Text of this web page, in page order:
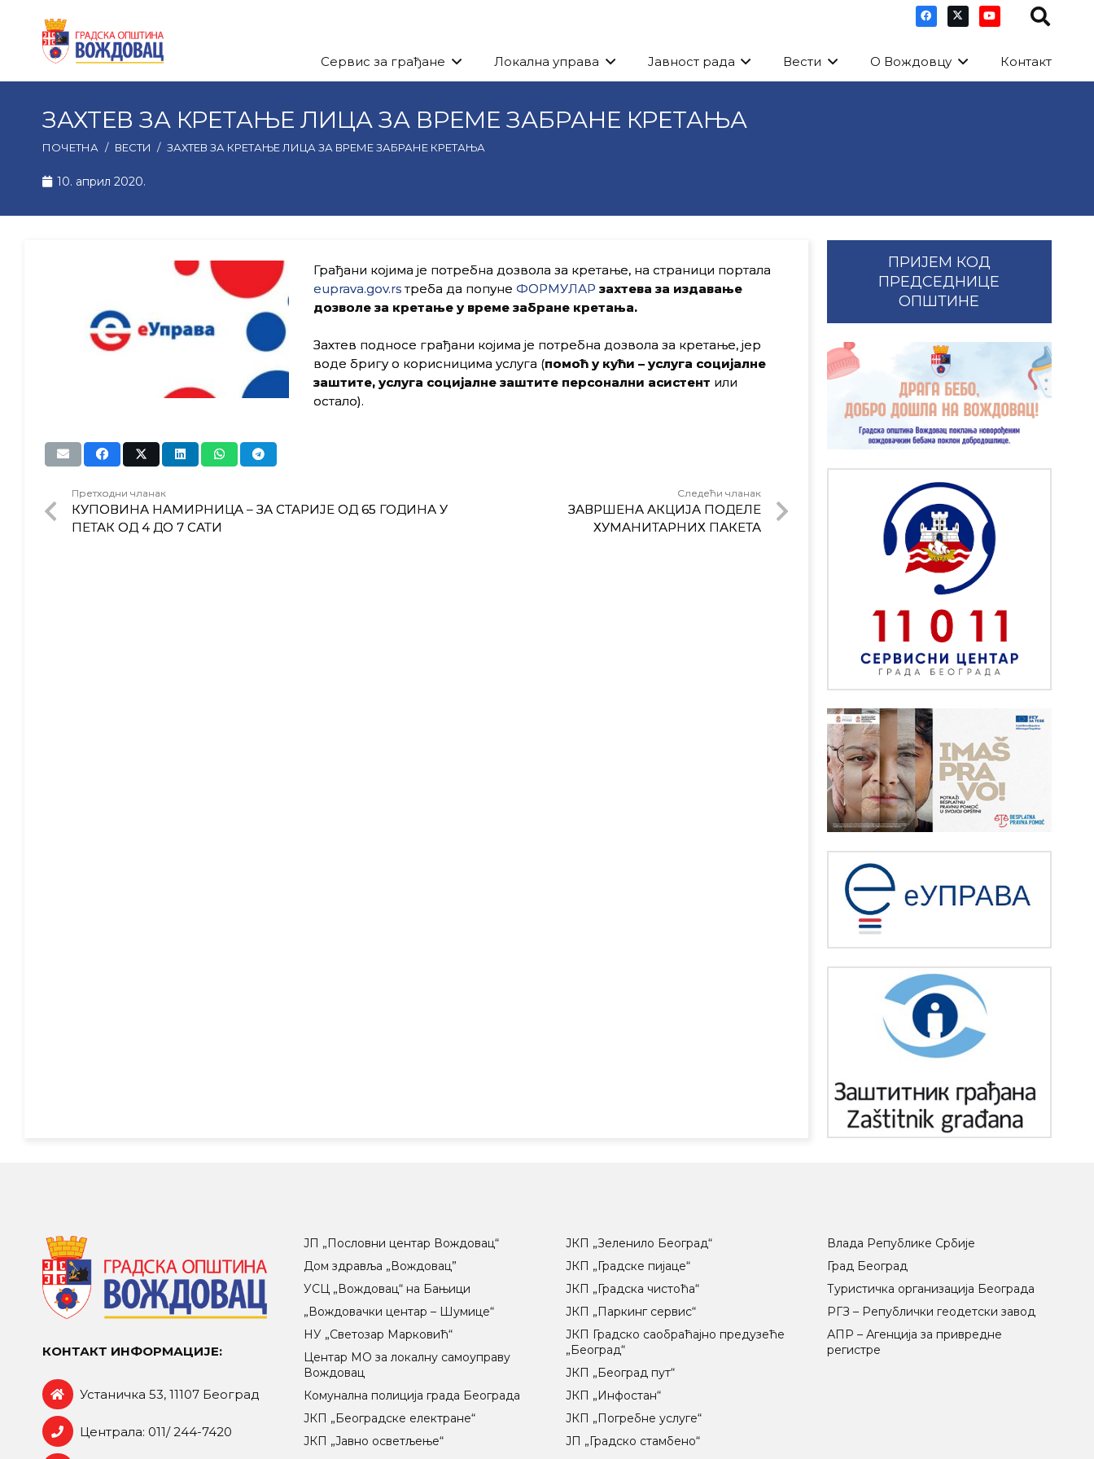
Сервис за грађане Локална управа Јавност рада Вести О Вождовцу Контакт
ЗАХТЕВ ЗА КРЕТАЊЕ ЛИЦА ЗА ВРЕМЕ ЗАБРАНЕ КРЕТАЊА
ПОЧЕТНА / ВЕСТИ / ЗАХТЕВ ЗА КРЕТАЊЕ ЛИЦА ЗА ВРЕМЕ ЗАБРАНЕ КРЕТАЊА
10. април 2020.
Грађани којима је потребна дозвола за кретање, на страници портала
euprava.gov.rsтреба да попуне ФОРМУЛАР захтева за издавање
дозволе за кретањe у време забране кретања.
Захтев подносе грађани којима је потребна дозвола за кретање, јер
воде бригу о корисницима услуга (помоћ у кући – услуга социјалне
заштите, услуга социјалне заштите персонални асистент или
остало).
Претходни чланак
КУПОВИНА НАМИРНИЦА – ЗА СТАРИЈЕ ОД 65 ГОДИНА У
ПЕТАК ОД 4 ДО 7 САТИ
Следећи чланак
ЗАВРШЕНА АКЦИЈА ПОДЕЛЕ
ХУМАНИТАРНИХ ПАКЕТА
ПРИЈЕМ КОД
ПРЕДСЕДНИЦЕ
ОПШТИНЕ
КОНТАКТ ИНФОРМАЦИЈЕ:
Устаничка 53, 11107 Београд
Централа: 011/ 244-7420
ЈП „Пословни центар Вождовац“
Дом здравља „Вождовац”
УСЦ „Вождовац“ на Бањици
„Вождовачки центар – Шумице“
НУ „Светозар Марковић“
Центар МO за локалну самоуправу
Вождовац
Комунална полиција града Београда
ЈКП „Београдске електране“
ЈКП „Јавно осветљење“
ЈКП „Зеленило Београд“
ЈКП „Градске пијаце“
ЈКП „Градска чистоћа“
ЈКП „Паркинг сервис“
ЈКП Градско саобраћајно предузеће
„Београд“
ЈКП „Београд пут“
ЈКП „Инфостан“
ЈКП „Погребне услуге“
ЈП „Градско стамбено“
Влада Републике Србије
Град Београд
Туристичка организација Београда
РГЗ – Републички геодетски завод
АПР – Агенција за привредне
регистре